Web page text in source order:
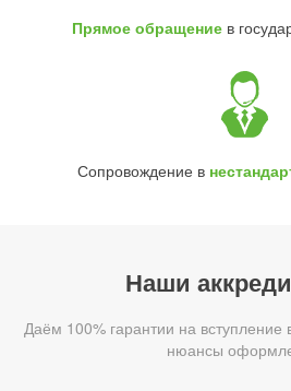
Прямое обращениев
Сопровождение в
Наши
Даём 100% гарантии на вступление
нюансы